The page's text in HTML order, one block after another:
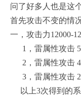
问了好多人也是这
首先攻击不变的情
一，攻击力12000-
1，雷属性攻击
2，雷属性攻击
3，雷属性攻击
以上3次得到的系